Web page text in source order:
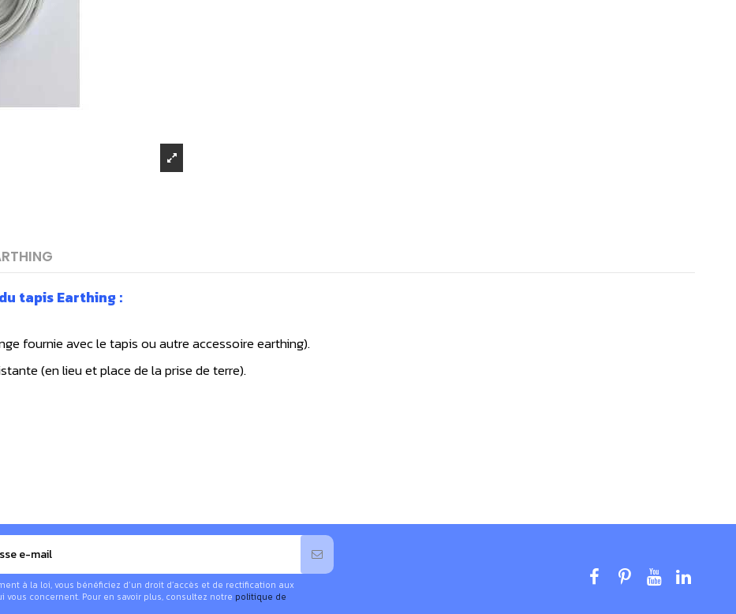
tapis Earthing :
fournie avec le tapis ou autre accessoire earthing).
(en lieu et place de la prise de terre).
à la loi, vous bénéficiez d’un droit d’accès et de rectification aux
vous concernent. Pour en savoir plus, consultez notre politique de